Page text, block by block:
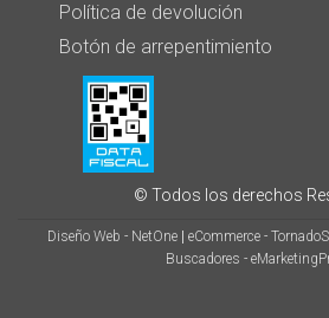
Política de devolución
Botón de arrepentimiento
© Todos los derechos
Diseño Web - NetOne eCommerce -
Buscadores -